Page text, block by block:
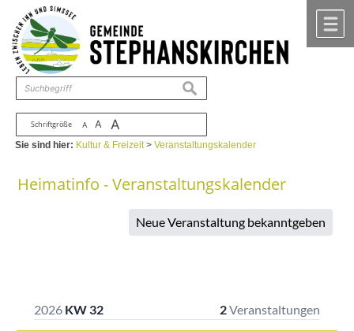
Zum Inhalt ,zur Navigation
Schriftgröße A A A
suchen
Sie sind hier: Kultur & Freizeit>Veranstaltungskalender
Heimatinfo - Veranstaltungskalender